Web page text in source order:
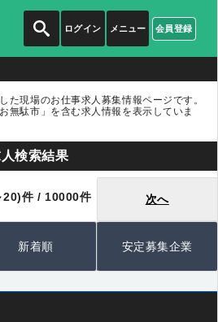
ログイン 会員登録
メニュー
た現場のお仕事求人募集情報ページです。
お無駄市」 を含む求人情報を表示していま
検索結果
20)件 / 10000件 次へ
新着順 安定募集企業